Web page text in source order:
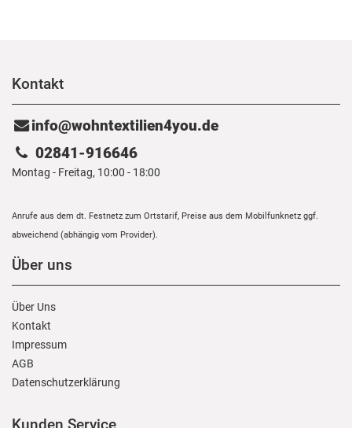
Kontakt
info@wohntextilien4you.de
02841-916646
Montag - Freitag, 10:00 - 18:00
Anrufe aus dem dt. Festnetz zum Ortstarif, Preise aus dem Mobilfunknetz ggf.
abweichend (abhängig vom Provider).
Über uns
Über Uns
Kontakt
Impressum
AGB
Daten­schutz­erklärung